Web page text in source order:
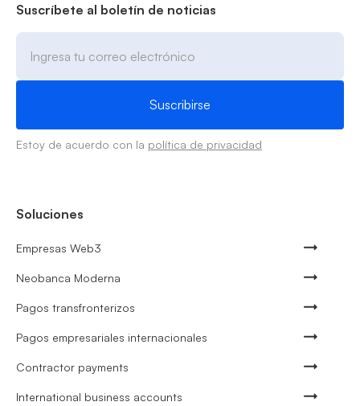
Suscríbete al boletín de noticias
Estoy de acuerdo con la política de privacidad
Soluciones
Empresas Web3
Neobanca Moderna
Pagos transfronterizos
Pagos empresariales internacionales
Contractor payments
International business accounts